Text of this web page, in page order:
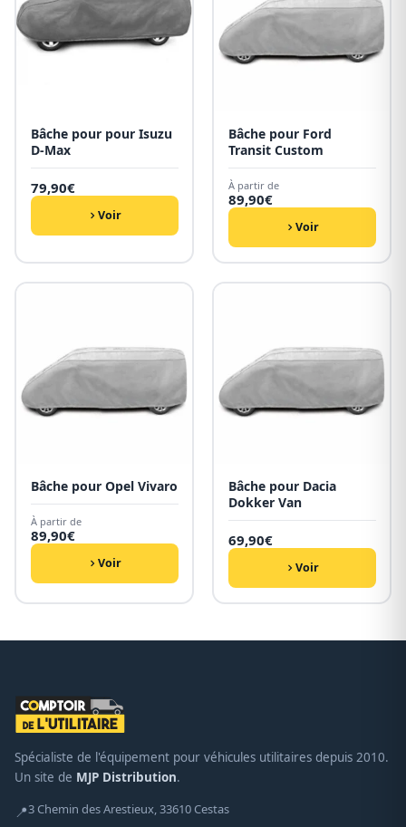
Bâche pour pour Isuzu
D-Max
79,90€
Voir
Bâche pour Ford
Transit Custom
À partir de
89,90€
Voir
Bâche pour Opel Vivaro
À partir de
89,90€
Voir
Bâche pour Dacia
Dokker Van
69,90€
Voir
Spécialiste de l'équipement pour véhicules utilitaires depuis 2010.
Un site de MJP Distribution.
📍3 Chemin des Arestieux, 33610 Cestas